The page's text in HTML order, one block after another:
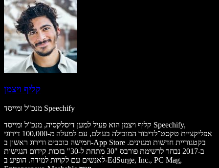
קליף ויצמן
מנכ"ל ומייסד Speechify
קליף ויצמן הוא פעיל למען דיסלקסיה, מנכ"ל ומייסד Speechify,
אפליקציית טקסט־לדיבור המובילה בעולם, עם למעלה מ-100,000 דירוגי
חמישה כוכבים ודירוג ראשון ב-App Store בקטגוריית חדשות ומגזינים.
ב-2017 נבחר לרשימת פורבס "30 מתחת ל-30" בזכות קידום הנגישות
לאנשים עם לקויות למידה. הופיע ב-EdSurge, Inc., PC Mag,